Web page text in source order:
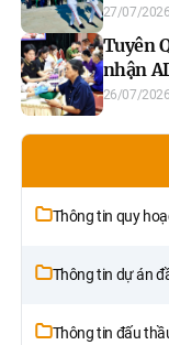
27/07/
Tuyên
nhận
26/07/
Thông tin quy
Thông tin dự án
Thông tin đấu